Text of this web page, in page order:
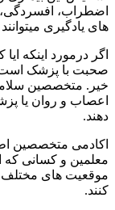
اضطراب، افسردگی،
های یادگیری
صحبت با پزشک است
خیر. متخصصین
اعصاب و روان یا
دهند.
اکادمی متخصصین
معلمین و کسانی که
موقعیت های مختلف
کنند.